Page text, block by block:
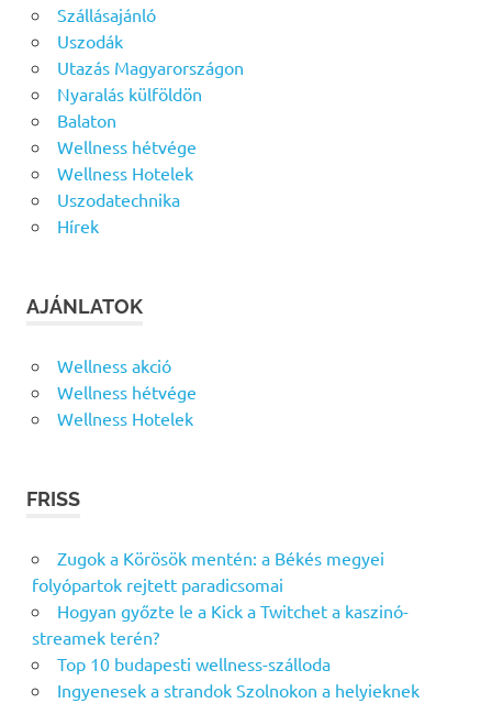
Szállásajánló
Uszodák
Utazás Magyarországon
Nyaralás külföldön
Balaton
Wellness hétvége
Wellness Hotelek
Uszodatechnika
Hírek
AJÁNLATOK
Wellness akció
Wellness hétvége
Wellness Hotelek
FRISS
Zugok a Körösök mentén: a Békés megyei
folyópartok rejtett paradicsomai
Hogyan győzte le a Kick a Twitchet a kaszinó-
streamek terén?
Top 10 budapesti wellness-szálloda
Ingyenesek a strandok Szolnokon a helyieknek